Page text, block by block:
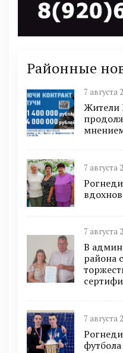
Районные
7 августа
Жители
7 августа
7 августа
В
района
7 августа
футбола